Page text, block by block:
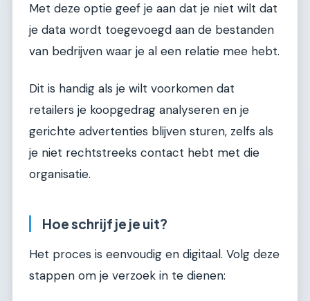
Met deze optie geef je aan dat je niet wilt dat
je data wordt toegevoegd aan de bestanden
van bedrijven waar je al een relatie mee hebt.
Dit is handig als je wilt voorkomen dat
retailers je koopgedrag analyseren en je
gerichte advertenties blijven sturen, zelfs als
je niet rechtstreeks contact hebt met die
organisatie.
Hoe schrijf je je uit?
Het proces is eenvoudig en digitaal. Volg deze
stappen om je verzoek in te dienen: